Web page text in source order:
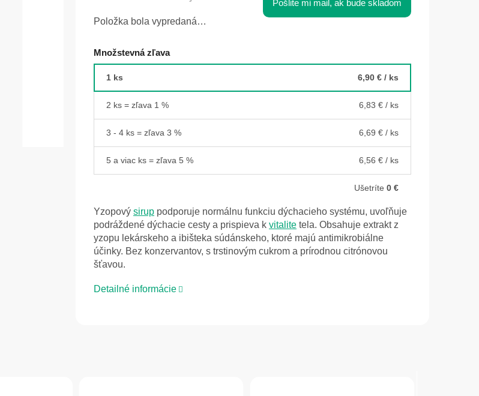
Pošlite mi mail, ak bude skladom
Položka bola vypredaná…
Množstevná zľava
1 ks 6,90 € / ks
2 ks = zľava 1 % 6,83 € / ks
3 - 4 ks = zľava 3 % 6,69 € / ks
5 a viac ks = zľava 5 % 6,56 € / ks
Ušetríte 0 €
Yzopový sirup podporuje normálnu funkciu dýchacieho systému, uvoľňuje
podráždené dýchacie cesty a prispieva k vitalite tela. Obsahuje extrakt z
yzopu lekárskeho a ibišteka súdánskeho, ktoré majú antimikrobiálne
účinky. Bez konzervantov, s trstinovým cukrom a prírodnou citrónovou
šťavou.
Detailné informácie